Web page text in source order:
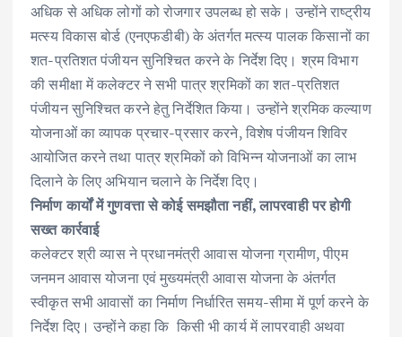
अधिक से अधिक लोगों को रोजगार उपलब्ध हो सके। उन्होंने राष्ट्रीय
मत्स्य विकास बोर्ड (एनएफडीबी) के अंतर्गत मत्स्य पालक किसानों का
शत-प्रतिशत पंजीयन सुनिश्चित करने के निर्देश दिए। श्रम विभाग
की समीक्षा में कलेक्टर ने सभी पात्र श्रमिकों का शत-प्रतिशत
पंजीयन सुनिश्चित करने हेतु निर्देशित किया। उन्होंने श्रमिक कल्याण
योजनाओं का व्यापक प्रचार-प्रसार करने, विशेष पंजीयन शिविर
आयोजित करने तथा पात्र श्रमिकों को विभिन्न योजनाओं का लाभ
दिलाने के लिए अभियान चलाने के निर्देश दिए।
निर्माण कार्यों में गुणवत्ता से कोई समझौता नहीं, लापरवाही पर होगी
सख्त कार्रवाई
कलेक्टर श्री व्यास ने प्रधानमंत्री आवास योजना ग्रामीण, पीएम
जनमन आवास योजना एवं मुख्यमंत्री आवास योजना के अंतर्गत
स्वीकृत सभी आवासों का निर्माण निर्धारित समय-सीमा में पूर्ण करने के
निर्देश दिए। उन्होंने कहा कि किसी भी कार्य में लापरवाही अथवा